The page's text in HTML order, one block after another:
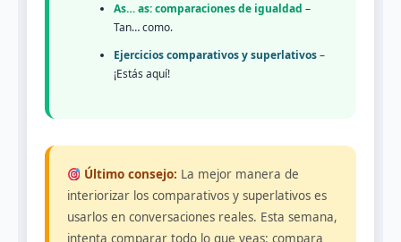
As… as: comparaciones de igualdad –
Tan… como.
Ejercicios comparativos y superlativos–
¡Estás aquí!
Último consejo: La mejor manera de
interiorizar los comparativos y superlativos es
usarlos en conversaciones reales. Esta semana,